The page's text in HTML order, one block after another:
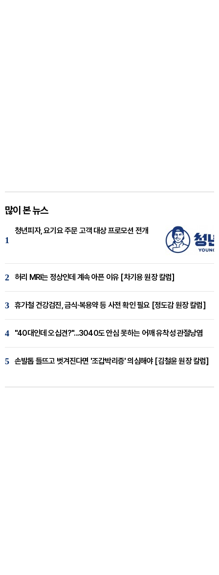
많이 본 뉴스
1
청년피자, 요기요 주문 고객 대상 프로모션 전개
2 허리 MRI는 정상인데 계속 아픈 이유 [차기용 원장 칼럼]
3 휴가철 건강검진, 금식·복용약 등 사전 확인 필요 [정도감 원장 칼럼]
4 "40대인데 오십견?"...3040도 안심 못하는 어깨 유착성 관절낭염
5 손발톱 들뜨고 벗겨진다면 '조갑박리증' 의심해야 [김철윤 원장 칼럼]